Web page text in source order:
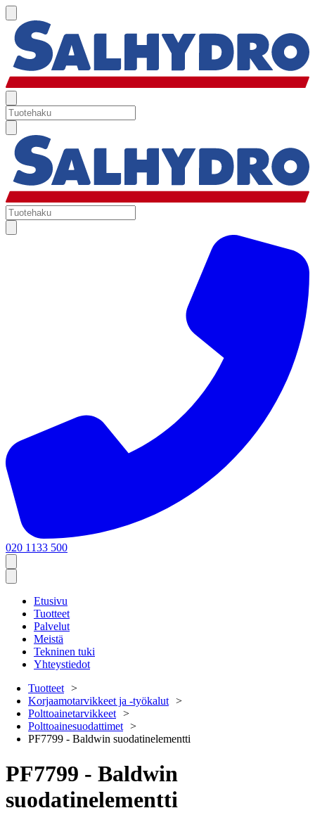
020 1133 500
Etusivu
Tuotteet
Palvelut
Meistä
Tekninen tuki
Yhteystiedot
Tuotteet
Korjaamotarvikkeet ja -työkalut
Polttoainetarvikkeet
Polttoainesuodattimet
PF7799 - Baldwin suodatinelementti
PF7799 - Baldwin
suodatinelementti